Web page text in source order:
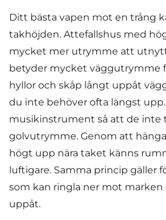
Ditt bästa vapen mot en trång
takhöjden. Attefallshus med
mycket mer utrymme att
betyder mycket väggutrymme
hyllor och skåp långt uppåt
du inte behöver ofta längst
musikinstrument så att de inte
golvutrymme. Genom att
högt upp nära taket känns
luftigare. Samma princip gäller
som kan ringla ner mot marken
uppåt.